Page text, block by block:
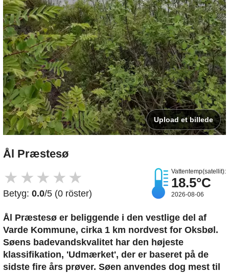
Upload et billede
Ål Præstesø
★ ★ ★ ★ ★
Betyg: 0.0/5 (0 röster)
Vattentemp(satellit):
18.5°C
2026-08-06
Ål Præstesø er beliggende i den vestlige del af
Varde Kommune, cirka 1 km nordvest for Oksbøl.
Søens badevandskvalitet har den højeste
klassifikation, 'Udmærket', der er baseret på de
sidste fire års prøver. Søen anvendes dog mest til